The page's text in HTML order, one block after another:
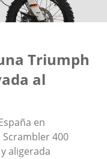
Triumph
al
en
400
aligerada